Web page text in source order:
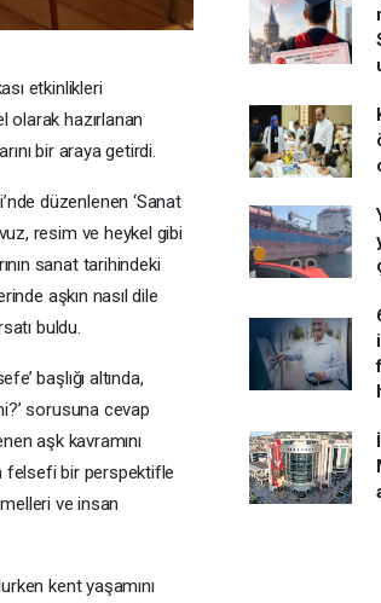
etkinlikleri
olarak hazırlanan
bir araya getirdi.
düzenlenen ‘Sanat
resim ve heykel gibi
sanat tarihindeki
aşkın nasıl dile
buldu.
başlığı altında,
sorusuna cevap
aşk kavramını
felsefi bir perspektifle
ve insan
kent yaşamını